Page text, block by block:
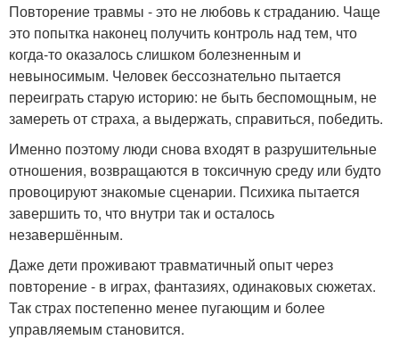
Повторение травмы - это не любовь к страданию. Чаще
это попытка наконец получить контроль над тем, что
когда-то оказалось слишком болезненным и
невыносимым. Человек бессознательно пытается
переиграть старую историю: не быть беспомощным, не
замереть от страха, а выдержать, справиться, победить.
Именно поэтому люди снова входят в разрушительные
отношения, возвращаются в токсичную среду или будто
провоцируют знакомые сценарии. Психика пытается
завершить то, что внутри так и осталось
незавершённым.
Даже дети проживают травматичный опыт через
повторение - в играх, фантазиях, одинаковых сюжетах.
Так страх постепенно менее пугающим и более
управляемым становится.